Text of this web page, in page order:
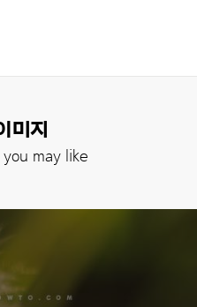
미지
may like